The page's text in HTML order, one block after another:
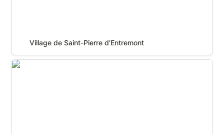
Village de Saint-Pierre d'Entremont
Station de ski du Granier